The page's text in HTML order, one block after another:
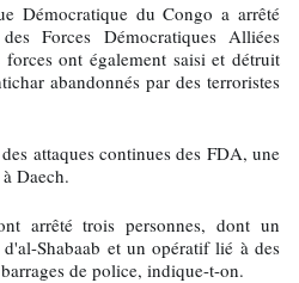
Démocratique du Congo a arrêté
Forces Démocratiques Alliées
ont également saisi et détruit
abandonnés par des terroristes
attaques continues des FDA, une
Daech.
arrêté trois personnes, dont un
Shabaab et un opératif lié à des
de police, indique-t-on.